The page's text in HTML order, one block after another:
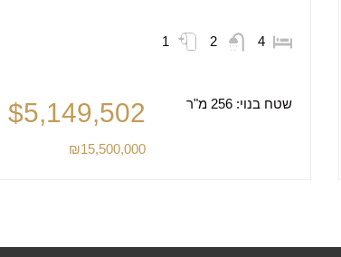
4
2
1
שטח בנוי: 256 מ"ר $5,149,502
₪15,500,000